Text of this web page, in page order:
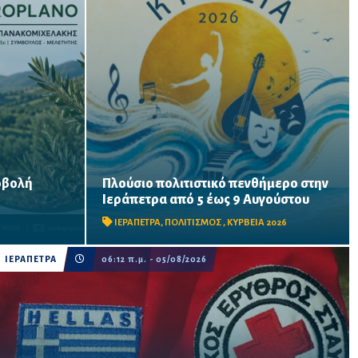
των
που θα
τις 15
Πλούσιο πολιτιστικό πενθήμερο στην
Ιεράπετρα από 5 έως 9 Αυγούστου
ΙΕΡΑΠΕΤΡΑ, ΠΟΛΙΤΙΣΜΟΣ , ΚΥΡΒΕΙΑ 2026
Θέατρο, συναυλίες, παιδικές παραστάσεις,
κρητικά γλέντια και δημιουργικές δράσεις
των «Κυρβείων 2026».
ΙΕΡΑΠΕΤΡΑ 06:12 π.μ. - 05/08/2026